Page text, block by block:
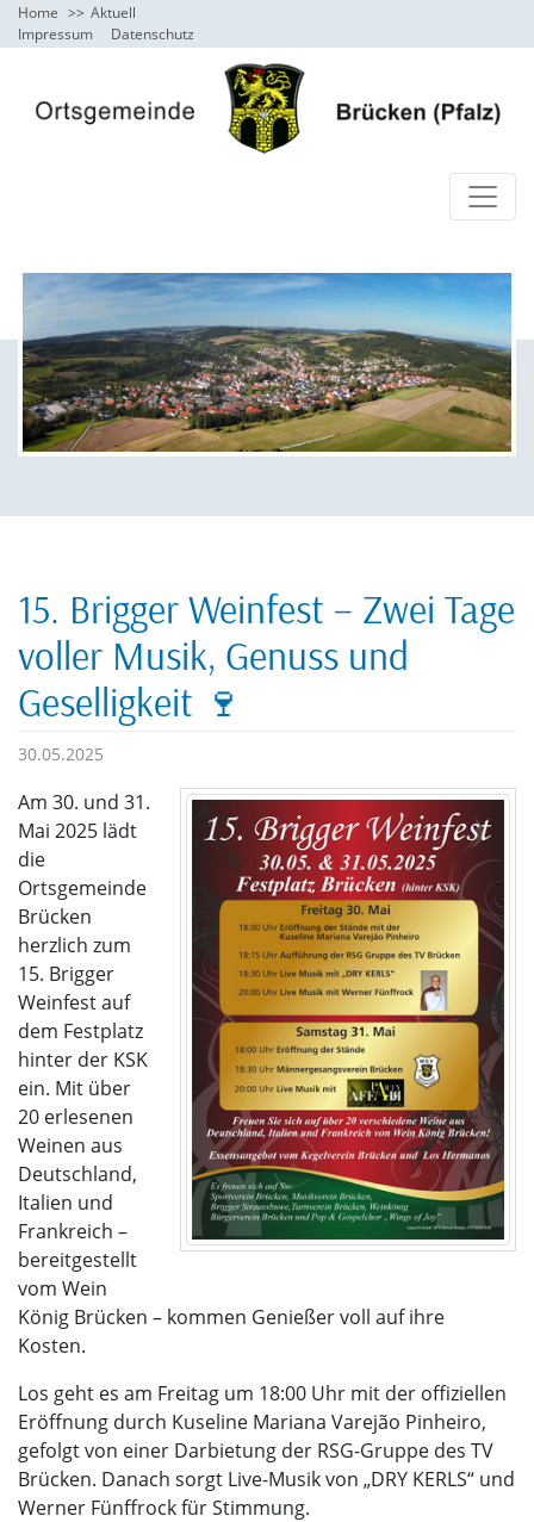
Home
Aktuell
Impressum
Datenschutz
15. Brigger Weinfest – Zwei Tage
voller Musik, Genuss und
Geselligkeit 🍷
30.05.2025
Am 30. und 31.
Mai 2025 lädt
die
Ortsgemeinde
Brücken
herzlich zum
15. Brigger
Weinfest auf
dem Festplatz
hinter der KSK
ein. Mit über
20 erlesenen
Weinen aus
Deutschland,
Italien und
Frankreich –
bereitgestellt
vom Wein
König Brücken – kommen Genießer voll auf ihre
Kosten.
Los geht es am Freitag um 18:00 Uhr mit der offiziellen
Eröffnung durch Kuseline Mariana Varejão Pinheiro,
gefolgt von einer Darbietung der RSG-Gruppe des TV
Brücken. Danach sorgt Live-Musik von „DRY KERLS“ und
Werner Fünffrock für Stimmung.